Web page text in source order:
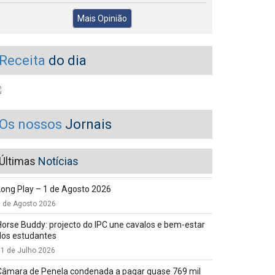
Mais Opinião
do dia
nossos Jornais
Notícias
Play – 1 de Agosto 2026
de Agosto 2026
Buddy: projecto do IPC une cavalos e bem-estar
estudantes
de Julho 2026
de Penela condenada a pagar quase 769 mil